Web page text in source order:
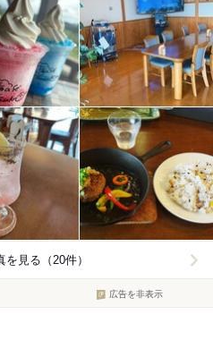
見る（20件）
広告を非表示